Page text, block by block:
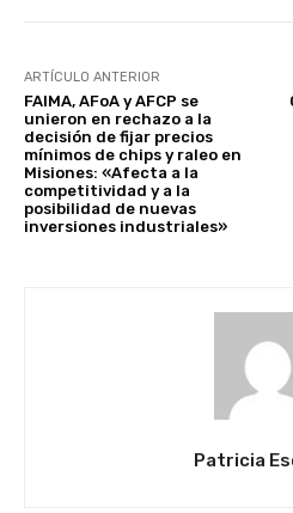
ARTÍCULO ANTERIOR
FAIMA, AFoA y AFCP se
unieron en rechazo a la
decisión de fijar precios
mínimos de chips y raleo en
Misiones: «Afecta a la
competitividad y a la
posibilidad de nuevas
inversiones industriales»
Patricia